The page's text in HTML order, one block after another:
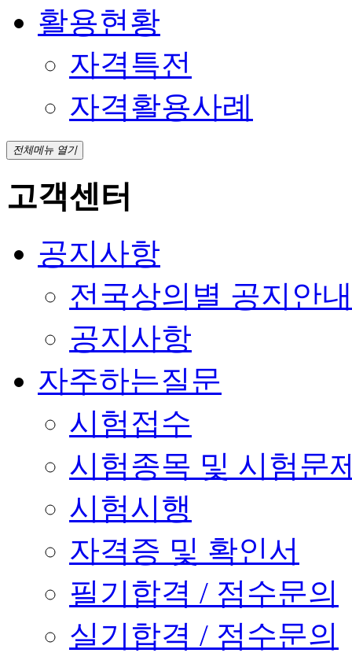
활용현황
자격특전
자격활용사례
전체메뉴 열기
고객센터
공지사항
전국상의별 공지안내
공지사항
자주하는질문
시험접수
시험종목 및 시험문
시험시행
자격증 및 확인서
필기합격 / 점수문의
실기합격 / 점수문의